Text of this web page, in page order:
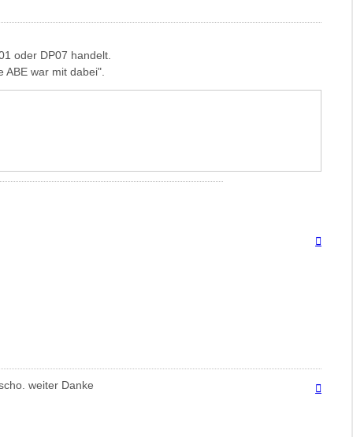
oder DP07 handelt.
war mit dabei".
oben
weiter Danke
oben